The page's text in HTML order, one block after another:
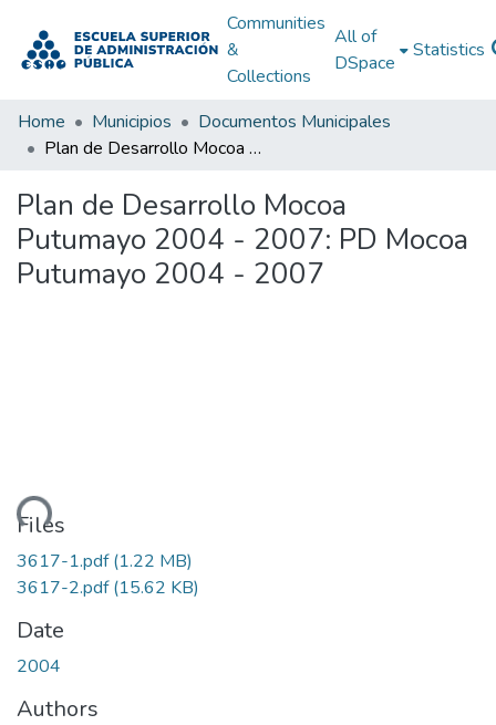
Communities
&
Collections
All of
DSpace
Statistics
Home Municipios
Documentos Municipales
Plan de Desarrollo Mocoa Putumayo 2004 - 2007: PD Mocoa Putumayo 2004 - 2007
Plan de Desarrollo Mocoa
Putumayo 2004 - 2007: PD Mocoa
Putumayo 2004 - 2007
Files
3617-1.pdf(1.22 MB)
3617-2.pdf(15.62 KB)
Date
2004
Authors